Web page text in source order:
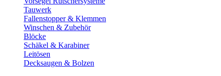
Tauwerk
Fallenstopper & Klemmen
Winschen & Zubehör
Blöcke
Schäkel & Karabiner
Leitösen
Decksaugen & Bolzen